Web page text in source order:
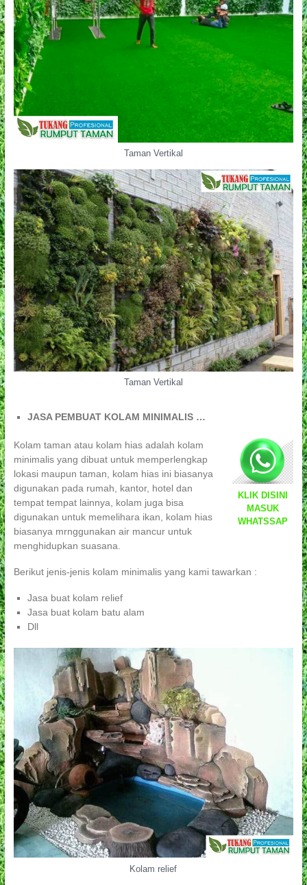
Taman Vertikal
Taman Vertikal
JASA PEMBUAT KOLAM MINIMALIS …
KLIK DISINI
MASUK
WHATSSAP
Kolam taman atau kolam hias adalah kolam
minimalis yang dibuat untuk memperlengkap
lokasi maupun taman, kolam hias ini biasanya
digunakan pada rumah, kantor, hotel dan
tempat tempat lainnya, kolam juga bisa
digunakan untuk memelihara ikan, kolam hias
biasanya mrnggunakan air mancur untuk
menghidupkan suasana.
Berikut jenis-jenis kolam minimalis yang kami tawarkan :
Jasa buat kolam relief
Jasa buat kolam batu alam
Dll
Kolam relief